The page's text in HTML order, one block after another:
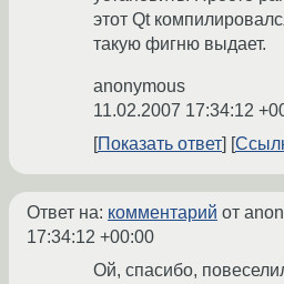
этот Qt
такую фигню выдает.
anonymous
11.02.2007 17:34:12
Показать ответ
Ответ на: комментарий от
17:34:12 +00:00
Ой, спасибо,